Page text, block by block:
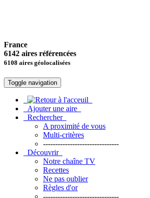
France
6142 aires référencées
6108 aires géolocalisées
Toggle navigation
Ajouter une aire
Rechercher
A proximité de vous
Multi-critères
-------------------------------
Découvrir
Notre chaîne TV
Recettes
Ne pas oublier
Règles d'or
-------------------------------